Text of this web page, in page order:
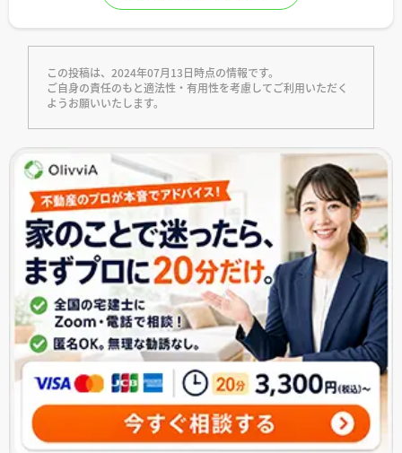
この投稿は、2024年07月13日時点の情報です。
ご自身の責任のもと適法性・有用性を考慮してご利用いただく
ようお願いいたします。